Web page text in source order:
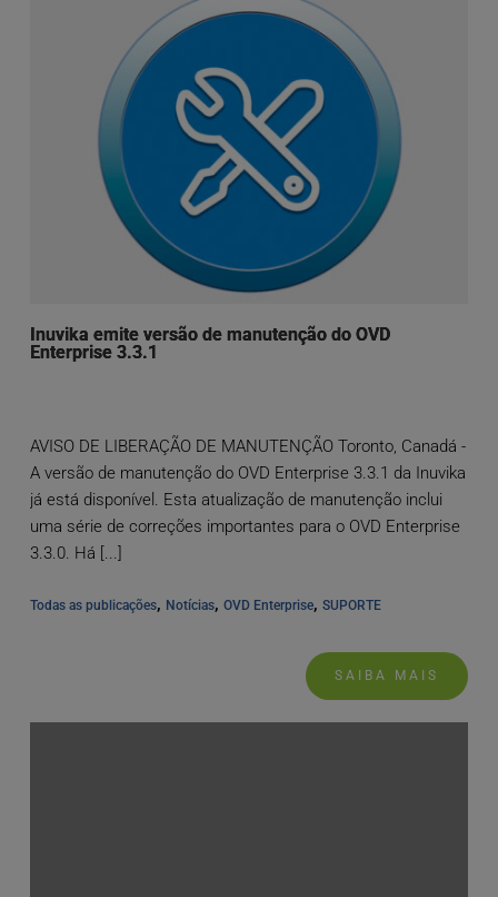
Inuvika emite versão de manutenção do OVD
Enterprise 3.3.1
AVISO DE LIBERAÇÃO DE MANUTENÇÃO Toronto, Canadá -
A versão de manutenção do OVD Enterprise 3.3.1 da Inuvika
já está disponível. Esta atualização de manutenção inclui
uma série de correções importantes para o OVD Enterprise
3.3.0. Há [...]
Todas as publicações, Notícias, OVD Enterprise, SUPORTE
SAIBA MAIS